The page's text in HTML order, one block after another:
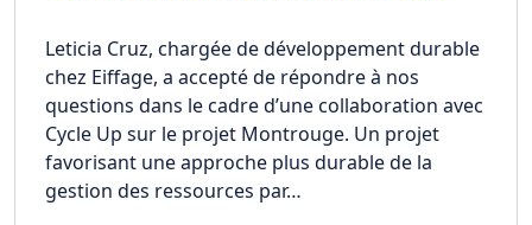
Leticia Cruz, chargée de développement durable
chez Eiffage, a accepté de répondre à nos
questions dans le cadre d’une collaboration avec
Cycle Up sur le projet Montrouge. Un projet
favorisant une approche plus durable de la
gestion des ressources par…